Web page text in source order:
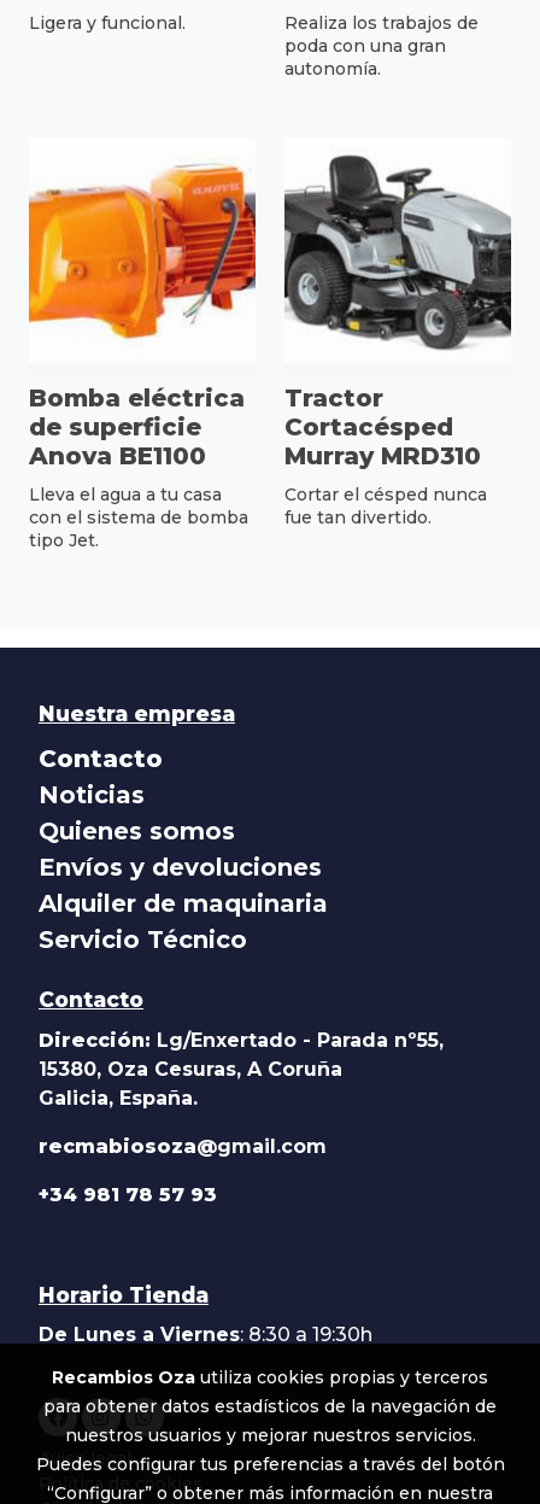
Ligera y funcional.
Realiza los trabajos de
poda con una gran
autonomía.
Bomba eléctrica
de superficie
Anova BE1100
Lleva el agua a tu casa
con el sistema de bomba
tipo Jet.
Tractor
Cortacésped
Murray MRD310
Cortar el césped nunca
fue tan divertido.
Nuestra empresa
Contacto
Noticias
Quienes somos
Envíos y devoluciones
Alquiler de maquinaria
Servicio Técnico
Contacto
Dirección: Lg/Enxertado - Parada nº55,
15380, Oza Cesuras, A Coruña
Galicia, España.
recmabiosoza@gmail.com
+34 981 78 57 93
Horario Tienda
De Lunes a Viernes: 8:30 a 19:30h
Aviso legal
Política de cookies
Recambios Oza utiliza cookies propias y terceros
para obtener datos estadísticos de la navegación de
nuestros usuarios y mejorar nuestros servicios.
Puedes configurar tus preferencias a través del botón
“Configurar” o obtener más información en nuestra